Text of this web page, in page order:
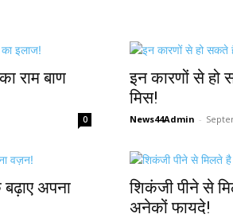
राम बाण
0
इन कारणों से
मिस!
News44Admin -
अपना
शिकंजी पीने से
अनेकों फायदे!